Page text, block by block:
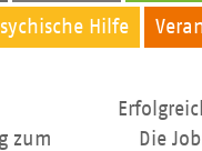
Hilfe
zum
Die